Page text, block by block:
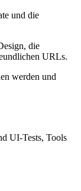
und die
die
URLs.
werden und
UI-Tests, Tools